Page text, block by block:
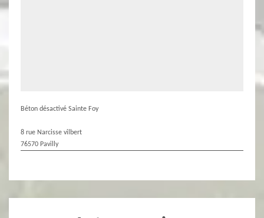
Béton désactivé Sainte Foy
8 rue Narcisse vilbert
76570 Pavilly